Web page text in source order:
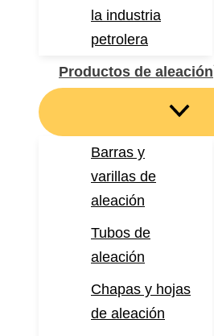
la industria
petrolera
Productos de aleación
Barras y
varillas de
aleación
Tubos de
aleación
Chapas y hojas
de aleación